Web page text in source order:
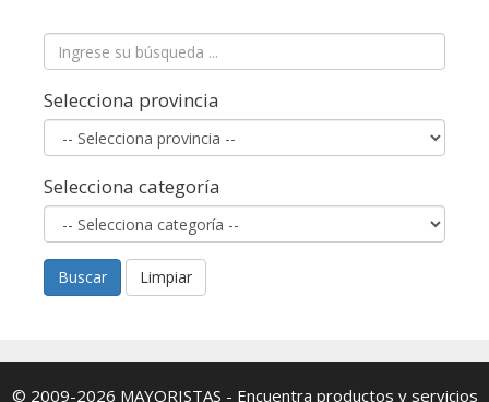
Selecciona provincia
Selecciona categoría
Buscar Limpiar
© 2009-2026 MAYORISTAS - Encuentra productos y servicios